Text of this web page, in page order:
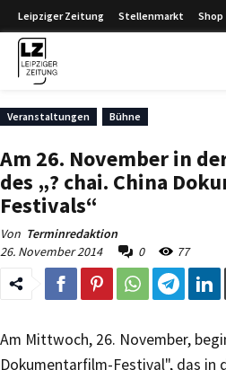
Leipziger Zeitung Stellenmarkt Shop
Veranstaltungen Bühne
Am 26. November in
des „? chai. China
Festivals“
Von Terminredaktion
26. November 2014
0 77
Am Mittwoch, 26. November,
Dokumentarfilm-Festival", das in